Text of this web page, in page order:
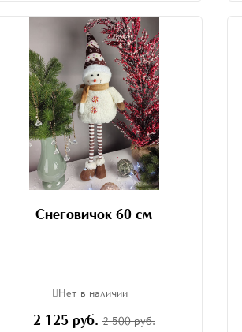
Снеговичок 60 см
Нет в наличии
2 125 руб. 2 500 руб.